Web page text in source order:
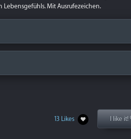
Lebensgefühls. Mit Ausrufezeichen.
13 Likes I like it!